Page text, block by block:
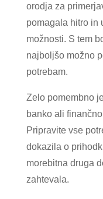
orodja za
pomagala hitro in
možnosti. S tem
najboljšo možno
potrebam.
Zelo pomembno
banko ali
Pripravite vse
dokazila o
morebitna druga
zahtevala.